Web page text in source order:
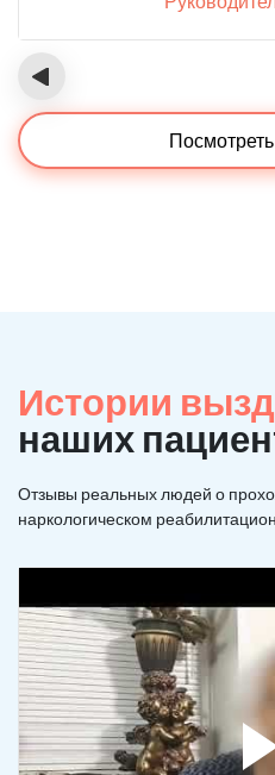
‹
Истории
наших
Отзывы реальных людей о
наркологическом